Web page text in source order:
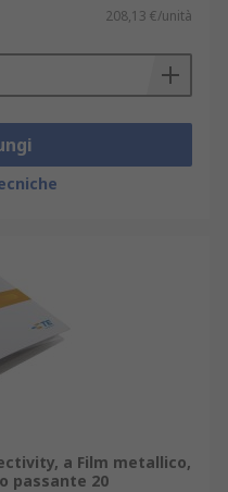
208,13 €/unità
a Film metallico,
passante 20